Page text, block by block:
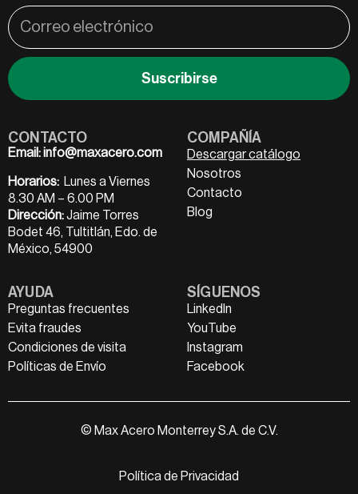
Suscribirse
CONTACTO
Email:info@maxacero.com
Horarios: Lunes a Viernes
8.30 AM – 6.00 PM
Dirección:Jaime Torres
Bodet 46, Tultitlán, Edo. de
México, 54900
COMPAÑÍA
Descargar catálogo
Nosotros
Contacto
Blog
AYUDA
Preguntas frecuentes
Evita fraudes
Condiciones de visita
Políticas de Envío
SÍGUENOS
LinkedIn
YouTube
Instagram
Facebook
© Max Acero Monterrey S.A. de C.V.
Política de Privacidad